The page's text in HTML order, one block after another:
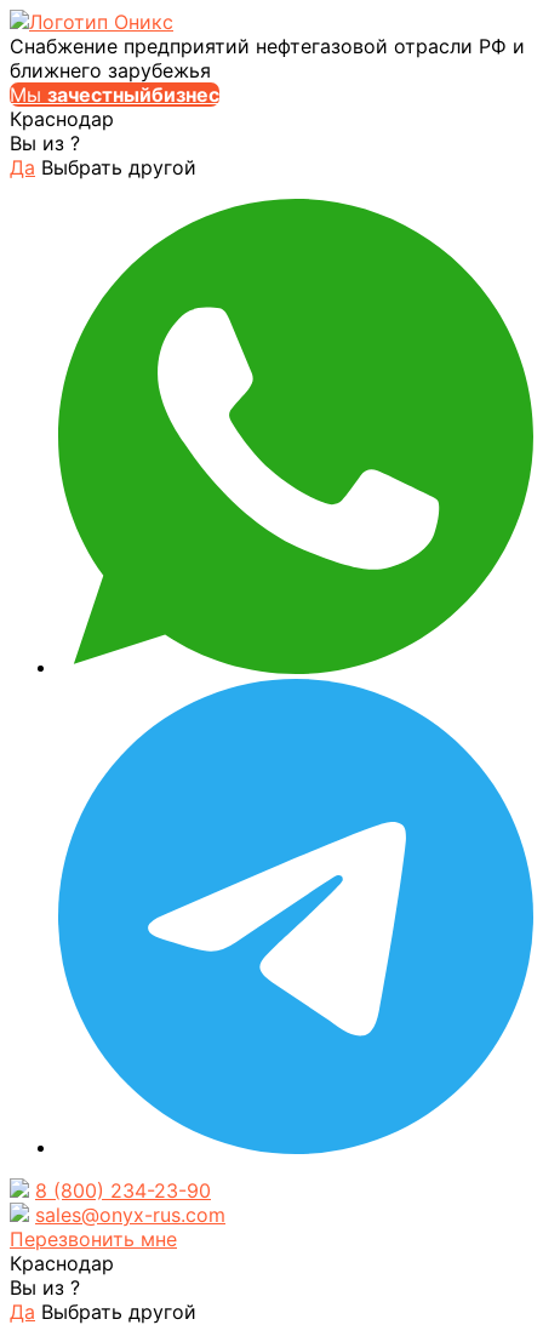
Снабжение предприятий нефтегазовой отрасли РФ и
ближнего зарубежья
Мы зачестныйбизнес
Краснодар
Вы из ?
Да Выбрать другой
8 (800) 234-23-90
sales@onyx-rus.com
Перезвонить мне
Краснодар
Вы из ?
Да Выбрать другой